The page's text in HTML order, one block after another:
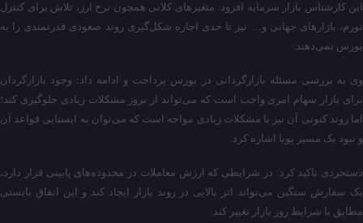
این کارشناس بازار سرمایه افزود: متغیرهای کلانی همچون نرخ ارز، تلاش برای کنترل
تورم، بازارهای جهانی و… نیز تا حدی اجازه شکل‌گیری روند صعودی قدرتمندی را به
بورس نمی‌دهند.
وی به بررسی مسئله بازارگردانی در بورس پرداخت و ادامه داد: وجود بازارگردان
برای بازار سهام امری واجب است که می‌تواند از بروز مشکلات زیادی جلوگیری کند؛
اما روند کنونی آن نیز با مشکلات زیادی مواجه است که می‌توان به ایستایی قواعد آن
و نبود یک مسیر پویا اشاره کرد.
دستجردی تاکید کرد: در شرایطی که ارزش معاملات در محدوده‌های پایینی قرار دارد،
یک سفارش سنگین می‌تواند اثر بالایی در روند بازار ایجاد کند و این اتفاق بایستی
مطابق با شرایط روز بازار تغییر کند.